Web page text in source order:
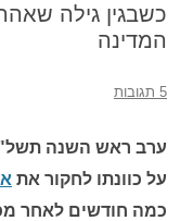
כשבגין גילה
המדינה
5 תגובות
ערב ראש השנה
על כוונתו לחקור את
כמה חודשים לאחר